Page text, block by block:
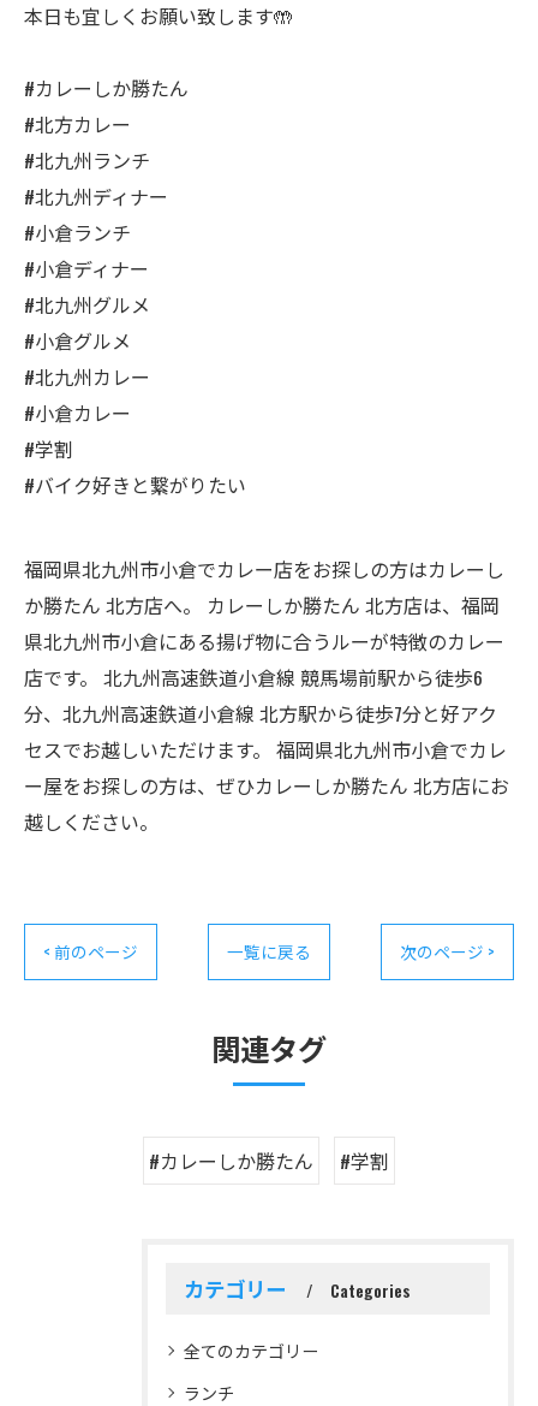
本日も宜しくお願い致します🤲
#カレーしか勝たん
#北方カレー
#北九州ランチ
#北九州ディナー
#小倉ランチ
#小倉ディナー
#北九州グルメ
#小倉グルメ
#北九州カレー
#小倉カレー
#学割
#バイク好きと繋がりたい
福岡県北九州市小倉でカレー店をお探しの方はカレーし
か勝たん 北方店へ。 カレーしか勝たん 北方店は、福岡
県北九州市小倉にある揚げ物に合うルーが特徴のカレー
店です。 北九州高速鉄道小倉線 競馬場前駅から徒歩6
分、北九州高速鉄道小倉線 北方駅から徒歩7分と好アク
セスでお越しいただけます。 福岡県北九州市小倉でカレ
ー屋をお探しの方は、ぜひカレーしか勝たん 北方店にお
越しください。
< 前のページ 一覧に戻る 次のページ >
関連タグ
#カレーしか勝たん #学割
カテゴリー Categories
全てのカテゴリー
ランチ